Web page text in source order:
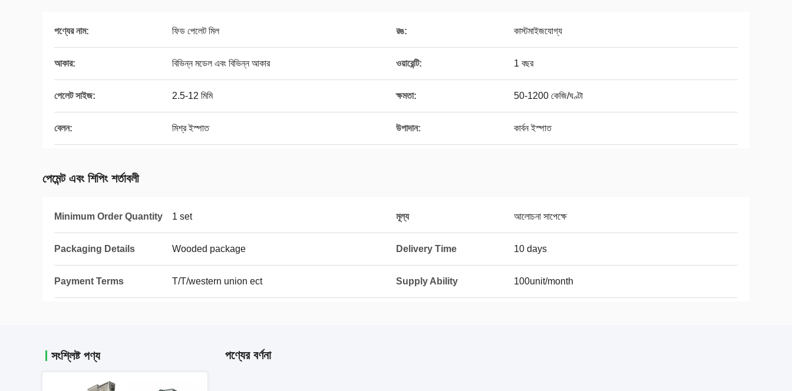
পণ্যের নাম: ফিড পেলেট মিল রঙ: কাস্টমাইজযোগ্য
আকার: বিভিন্ন মডেল এবং বিভিন্ন আকার ওয়ারেন্টি: 1 বছর
পেলেট সাইজ: 2.5-12 মিমি ক্ষমতা: 50-1200 কেজি/ঘণ্টা
বেলন: মিশ্র ইস্পাত উপাদান: কার্বন ইস্পাত
পেমেন্ট এবং শিপিং শর্তাবলী
Minimum Order Quantity 1 set মূল্য আলোচনা সাপেক্ষে
Packaging Details Wooded package Delivery Time 10 days
Payment Terms T/T/western union ect Supply Ability 100unit/month
সংশ্লিষ্ট পণ্য পণ্যের বর্ণনা